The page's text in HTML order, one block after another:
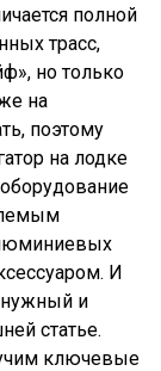
полной
трасс,
но только
на
поэтому
на лодке
И
нужный и
статье.
ключевые